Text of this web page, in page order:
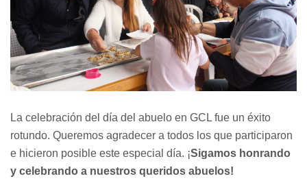
La celebración del día del abuelo en GCL fue un éxito
rotundo. Queremos agradecer a todos los que participaron
e hicieron posible este especial día. ¡Sigamos honrando
y celebrando a nuestros queridos abuelos!